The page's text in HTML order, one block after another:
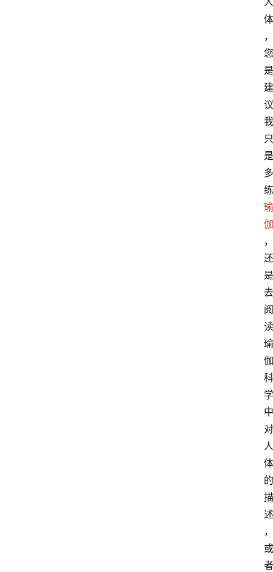
体
，
您
是
建
议
我
只
是
多
练
瑜
伽
，
还
是
去
阅
读
瑜
伽
科
学
中
对
人
体
的
描
述
，
或
者